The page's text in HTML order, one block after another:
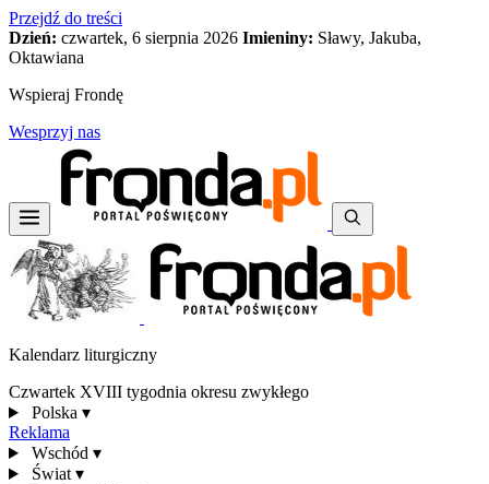
Przejdź do treści
Dzień: czwartek, 6 sierpnia 2026 Imieniny: Sławy, Jakuba,
Oktawiana
Wspieraj Frondę
Wesprzyj nas
Kalendarz liturgiczny
Czwartek XVIII tygodnia okresu zwykłego
Polska ▾
Reklama
Wschód ▾
Świat ▾